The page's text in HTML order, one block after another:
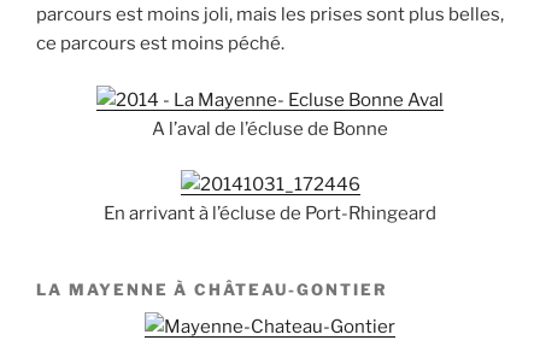
parcours est moins joli, mais les prises sont plus belles,
ce parcours est moins péché.
A l’aval de l’écluse de Bonne
En arrivant à l’écluse de Port-Rhingeard
LA MAYENNE À CHÂTEAU-GONTIER